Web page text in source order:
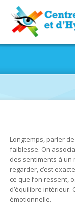
PARLER DE SES
Longtemps, parler
faiblesse. On
des sentiments à un
regarder, c’est
ce que l’on ressent,
d’équilibre intérieur.
émotionnelle.